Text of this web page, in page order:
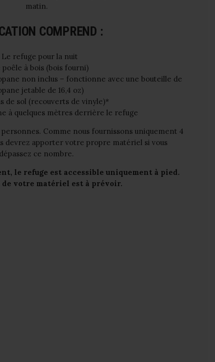
matin.
COMPREND :
Le refuge pour la nuit
poêle à bois (bois fourni)
non inclus – fonctionne avec une bouteille de
jetable de 16,4 oz)
de sol (recouverts de vinyle)*
à quelques mètres derrière le refuge
Comme nous fournissons uniquement 4
devrez apporter votre propre matériel si vous
dépassez ce nombre.
le refuge est accessible uniquement à pied.
votre matériel est à prévoir.